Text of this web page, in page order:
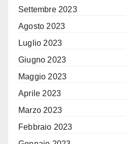
Settembre 2023
Agosto 2023
Luglio 2023
Giugno 2023
Maggio 2023
Aprile 2023
Marzo 2023
Febbraio 2023